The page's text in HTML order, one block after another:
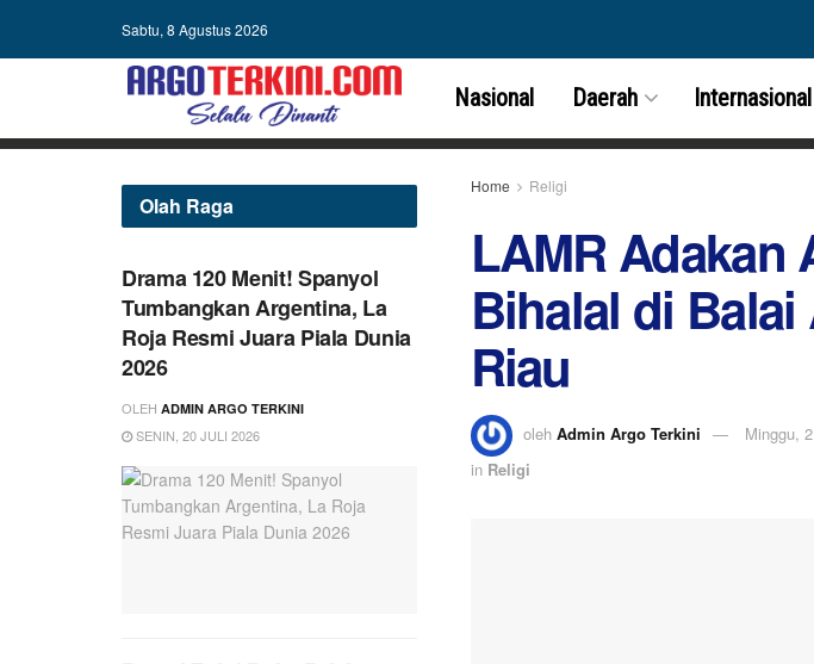
Sabtu, 8 Agustus 2026
Nasional Daerah Internasional
Home Religi
LAMR Adakan
Bihalal di Balai
Riau
oleh Admin Argo Terkini
Minggu,
in Religi
Olah Raga
Drama 120 Menit! Spanyol
Tumbangkan Argentina, La
Roja Resmi Juara Piala Dunia
2026
OLEH ADMIN ARGO TERKINI
SENIN, 20 JULI 2026